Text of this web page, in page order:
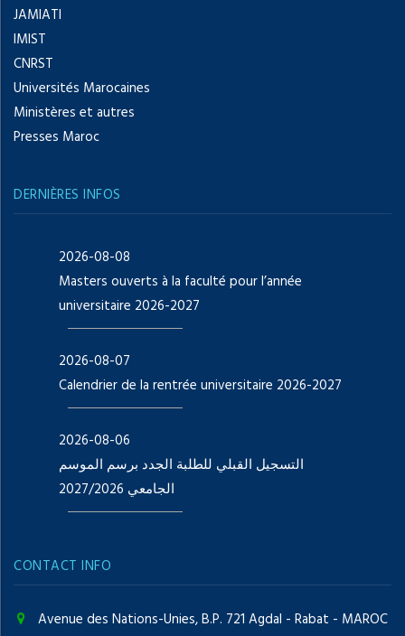
JAMIATI
IMIST
CNRST
Universités Marocaines
Ministères et autres
Presses Maroc
DERNIÈRES INFOS
2026-08-08
Masters ouverts à la faculté pour l’année
universitaire 2026-2027
2026-08-07
Calendrier de la rentrée universitaire 2026-2027
2026-08-06
التسجيل القبلي للطلبة الجدد برسم الموسم
الجامعي 2027/2026
CONTACT INFO
Avenue des Nations-Unies, B.P. 721 Agdal - Rabat - MAROC